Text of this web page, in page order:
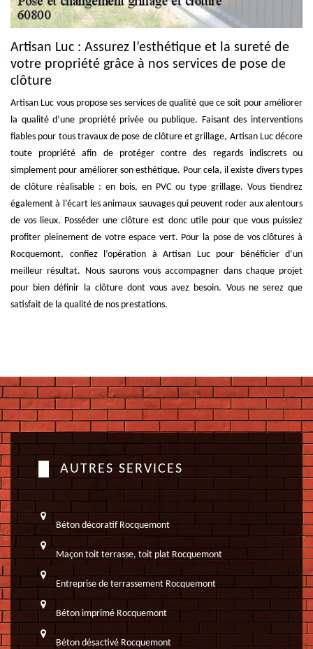
Artisan Luc : Assurez l’esthétique et la sureté de
votre propriété grâce à nos services de pose de
clôture
Artisan Luc vous propose ses services de qualité que ce soit pour améliorer
la qualité d’une propriété privée ou publique. Faisant des interventions
fiables pour tous travaux de pose de clôture et grillage, Artisan Luc décore
toute propriété afin de protéger contre des regards indiscrets ou
simplement pour améliorer son esthétique. Pour cela, il existe divers types
de clôture réalisable : en bois, en PVC ou type grillage. Vous tiendrez
également à l’écart les animaux sauvages qui peuvent roder aux alentours
de vos lieux. Posséder une clôture est donc utile pour que vous puissiez
profiter pleinement de votre espace vert. Pour la pose de vos clôtures à
Rocquemont, confiez l’opération à Artisan Luc pour bénéficier d’un
meilleur résultat. Nous saurons vous accompagner dans chaque projet
pour bien définir la clôture dont vous avez besoin. Vous ne serez que
satisfait de la qualité de nos prestations.
AUTRES SERVICES
Béton décoratif Rocquemont
Maçon toit terrasse, toit plat Rocquemont
Entreprise de terrassement Rocquemont
Béton imprimé Rocquemont
Béton désactivé Rocquemont